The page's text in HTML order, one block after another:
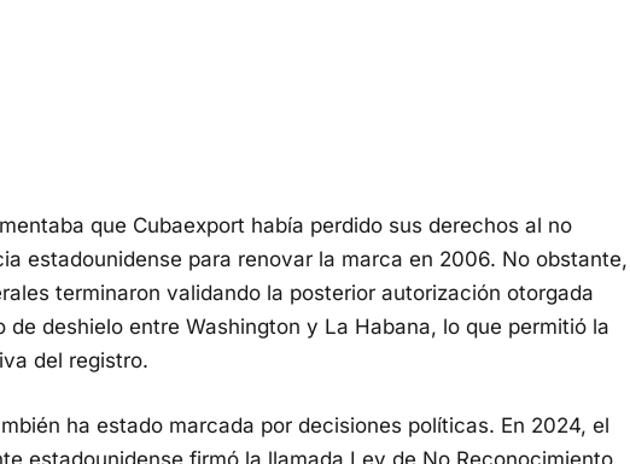
que Cubaexport había perdido sus derechos al no
estadounidense para renovar la marca en 2006. No obstante,
terminaron validando la posterior autorización otorgada
de deshielo entre Washington y La Habana, lo que permitió la
del registro.
ha estado marcada por decisiones políticas. En 2024, el
estadounidense firmó la llamada Ley de No Reconocimiento